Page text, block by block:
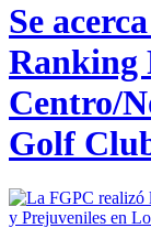
Se
Ranking
Centro/
Golf